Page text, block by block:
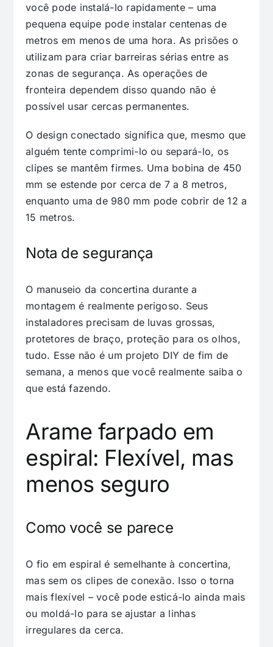
você pode instalá-lo rapidamente – uma
pequena equipe pode instalar centenas de
metros em menos de uma hora. As prisões o
utilizam para criar barreiras sérias entre as
zonas de segurança. As operações de
fronteira dependem disso quando não é
possível usar cercas permanentes.
O design conectado significa que, mesmo que
alguém tente comprimi-lo ou separá-lo, os
clipes se mantêm firmes. Uma bobina de 450
mm se estende por cerca de 7 a 8 metros,
enquanto uma de 980 mm pode cobrir de 12 a
15 metros.
Nota de segurança
O manuseio da concertina durante a
montagem é realmente perigoso. Seus
instaladores precisam de luvas grossas,
protetores de braço, proteção para os olhos,
tudo. Esse não é um projeto DIY de fim de
semana, a menos que você realmente saiba o
que está fazendo.
Arame farpado em
espiral: Flexível, mas
menos seguro
Como você se parece
O fio em espiral é semelhante à concertina,
mas sem os clipes de conexão. Isso o torna
mais flexível – você pode esticá-lo ainda mais
ou moldá-lo para se ajustar a linhas
irregulares da cerca.